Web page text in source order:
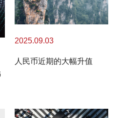
2025.09.03
人民币近期的大幅升值